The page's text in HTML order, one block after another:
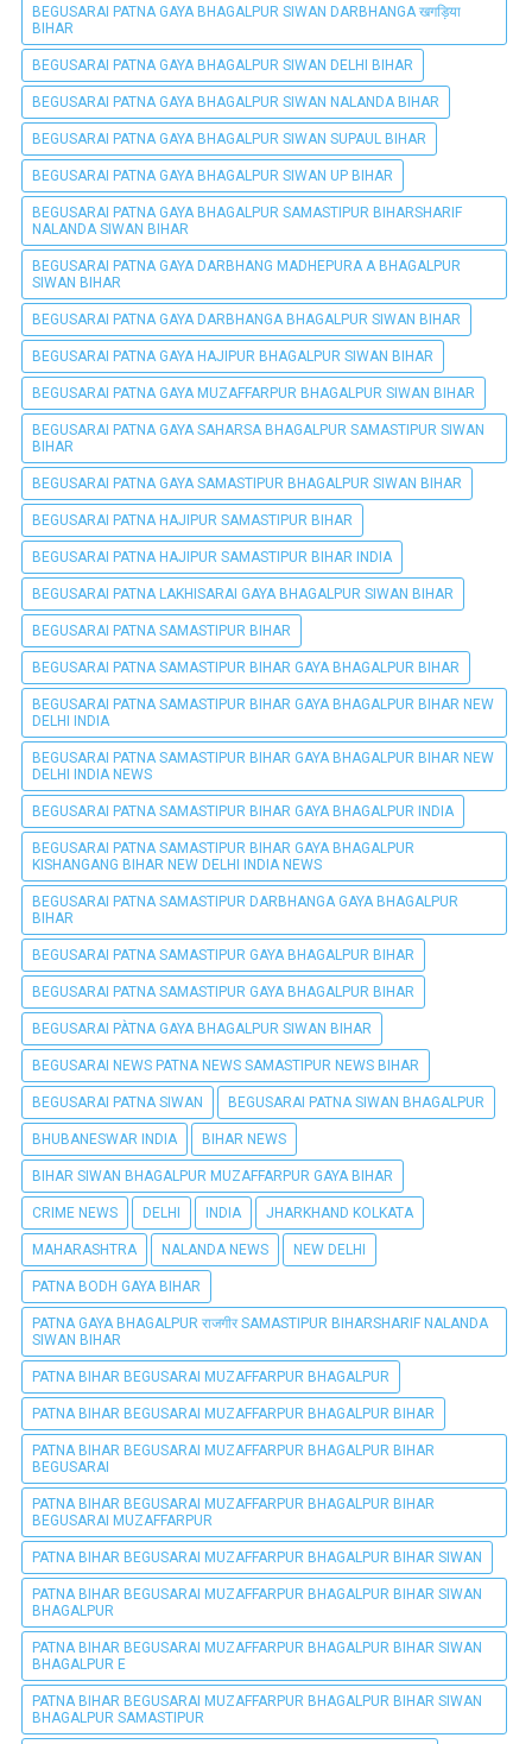
BEGUSARAI PATNA GAYA BHAGALPUR SIWAN DARBHANGA खगड़िया
BIHAR
BEGUSARAI PATNA GAYA BHAGALPUR SIWAN DELHI BIHAR
BEGUSARAI PATNA GAYA BHAGALPUR SIWAN NALANDA BIHAR
BEGUSARAI PATNA GAYA BHAGALPUR SIWAN SUPAUL BIHAR
BEGUSARAI PATNA GAYA BHAGALPUR SIWAN UP BIHAR
BEGUSARAI PATNA GAYA BHAGALPUR SAMASTIPUR BIHARSHARIF
NALANDA SIWAN BIHAR
BEGUSARAI PATNA GAYA DARBHANG MADHEPURA A BHAGALPUR
SIWAN BIHAR
BEGUSARAI PATNA GAYA DARBHANGA BHAGALPUR SIWAN BIHAR
BEGUSARAI PATNA GAYA HAJIPUR BHAGALPUR SIWAN BIHAR
BEGUSARAI PATNA GAYA MUZAFFARPUR BHAGALPUR SIWAN BIHAR
BEGUSARAI PATNA GAYA SAHARSA BHAGALPUR SAMASTIPUR SIWAN
BIHAR
BEGUSARAI PATNA GAYA SAMASTIPUR BHAGALPUR SIWAN BIHAR
BEGUSARAI PATNA HAJIPUR SAMASTIPUR BIHAR
BEGUSARAI PATNA HAJIPUR SAMASTIPUR BIHAR INDIA
BEGUSARAI PATNA LAKHISARAI GAYA BHAGALPUR SIWAN BIHAR
BEGUSARAI PATNA SAMASTIPUR BIHAR
BEGUSARAI PATNA SAMASTIPUR BIHAR GAYA BHAGALPUR BIHAR
BEGUSARAI PATNA SAMASTIPUR BIHAR GAYA BHAGALPUR BIHAR NEW
DELHI INDIA
BEGUSARAI PATNA SAMASTIPUR BIHAR GAYA BHAGALPUR BIHAR NEW
DELHI INDIA NEWS
BEGUSARAI PATNA SAMASTIPUR BIHAR GAYA BHAGALPUR INDIA
BEGUSARAI PATNA SAMASTIPUR BIHAR GAYA BHAGALPUR
KISHANGANG BIHAR NEW DELHI INDIA NEWS
BEGUSARAI PATNA SAMASTIPUR DARBHANGA GAYA BHAGALPUR
BIHAR
BEGUSARAI PATNA SAMASTIPUR GAYA BHAGALPUR BIHAR
BEGUSARAI PATNA SAMASTIPUR GAYA BHAGALPUR BIHAR
BEGUSARAI PÀTNA GAYA BHAGALPUR SIWAN BIHAR
BEGUSARAI NEWS PATNA NEWS SAMASTIPUR NEWS BIHAR
BEGUSARAI PATNA SIWAN BEGUSARAI PATNA SIWAN BHAGALPUR
BHUBANESWAR INDIA BIHAR NEWS
BIHAR SIWAN BHAGALPUR MUZAFFARPUR GAYA BIHAR
CRIME NEWS DELHI INDIA JHARKHAND KOLKATA
MAHARASHTRA NALANDA NEWS NEW DELHI
PATNA BODH GAYA BIHAR
PATNA GAYA BHAGALPUR राजगीर SAMASTIPUR BIHARSHARIF NALANDA
SIWAN BIHAR
PATNA BIHAR BEGUSARAI MUZAFFARPUR BHAGALPUR
PATNA BIHAR BEGUSARAI MUZAFFARPUR BHAGALPUR BIHAR
PATNA BIHAR BEGUSARAI MUZAFFARPUR BHAGALPUR BIHAR
BEGUSARAI
PATNA BIHAR BEGUSARAI MUZAFFARPUR BHAGALPUR BIHAR
BEGUSARAI MUZAFFARPUR
PATNA BIHAR BEGUSARAI MUZAFFARPUR BHAGALPUR BIHAR SIWAN
PATNA BIHAR BEGUSARAI MUZAFFARPUR BHAGALPUR BIHAR SIWAN
BHAGALPUR
PATNA BIHAR BEGUSARAI MUZAFFARPUR BHAGALPUR BIHAR SIWAN
BHAGALPUR E
PATNA BIHAR BEGUSARAI MUZAFFARPUR BHAGALPUR BIHAR SIWAN
BHAGALPUR SAMASTIPUR